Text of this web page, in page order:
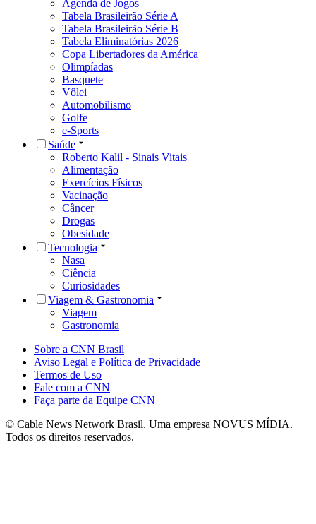
Agenda de Jogos
Tabela Brasileirão Série A
Tabela Brasileirão Série B
Tabela Eliminatórias 2026
Copa Libertadores da América
Olimpíadas
Basquete
Vôlei
Automobilismo
Golfe
e-Sports
Saúde
Roberto Kalil - Sinais Vitais
Alimentação
Exercícios Físicos
Vacinação
Câncer
Drogas
Obesidade
Tecnologia
Nasa
Ciência
Curiosidades
Viagem & Gastronomia
Viagem
Gastronomia
Sobre a CNN Brasil
Aviso Legal e Política de Privacidade
Termos de Uso
Fale com a CNN
Faça parte da Equipe CNN
© Cable News Network Brasil. Uma empresa NOVUS MÍDIA.
Todos os direitos reservados.